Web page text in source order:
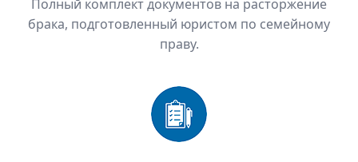
Полный комплект документов на расторжение
брака, подготовленный юристом по семейному
праву.